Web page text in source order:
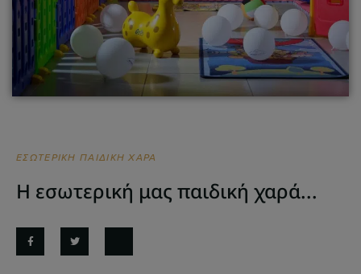
ΕΣΩΤΕΡΙΚΉ ΠΑΙΔΙΚΉ ΧΑΡΆ
Η εσωτερική μας παιδική χαρά...